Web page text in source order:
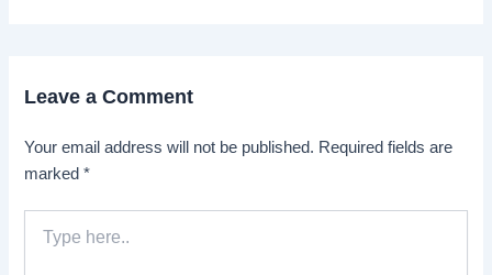
Leave a Comment
Your email address will not be published. Required fields are
marked*
here..